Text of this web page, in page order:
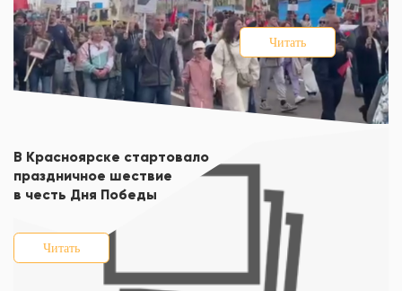
Читать
В Красноярске стартовало
праздничное шествие
в честь Дня Победы
Читать